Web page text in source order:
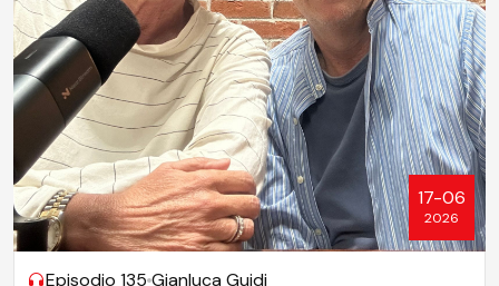
17-06
2026
Episodio 135 Gianluca Guidi